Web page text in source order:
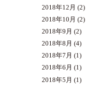
2018年12月 (2)
2018年10月 (2)
2018年9月 (2)
2018年8月 (4)
2018年7月 (1)
2018年6月 (1)
2018年5月 (1)